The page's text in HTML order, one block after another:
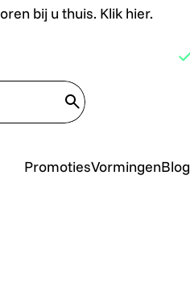
bij u thuis. Klik hier.
translate.search
PromotiesVormingenBlog